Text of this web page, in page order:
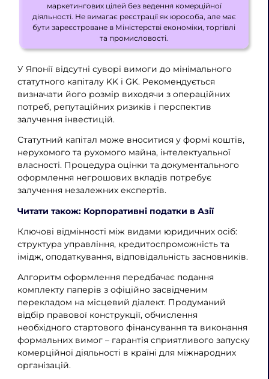
маркетингових цілей без ведення комерційної
діяльності. Не вимагає реєстрації як юрособа, але має
бути зареєстроване в Міністерстві економіки, торгівлі
та промисловості.
У Японії відсутні суворі вимоги до мінімального
статутного капіталу KK і GK. Рекомендується
визначати його розмір виходячи з операційних
потреб, репутаційних ризиків і перспектив
залучення інвестицій.
Статутний капітал може вноситися у формі коштів,
нерухомого та рухомого майна, інтелектуальної
власності. Процедура оцінки та документального
оформлення негрошових вкладів потребує
залучення незалежних експертів.
Читати також: Корпоративні податки в Азії
Ключові відмінності між видами юридичних осіб:
структура управління, кредитоспроможність та
імідж, оподаткування, відповідальність засновників.
Алгоритм оформлення передбачає подання
комплекту паперів з офіційно засвідченим
перекладом на місцевий діалект. Продуманий
відбір правової конструкції, обчислення
необхідного стартового фінансування та виконання
формальних вимог – гарантія сприятливого запуску
комерційної діяльності в країні для міжнародних
організацій.